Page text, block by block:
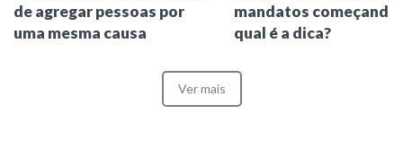
de agregar pessoas por
uma mesma causa
mandatos começando,
qual é a dica?
Ver mais